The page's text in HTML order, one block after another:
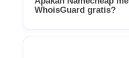
WhoisGuard gratis?